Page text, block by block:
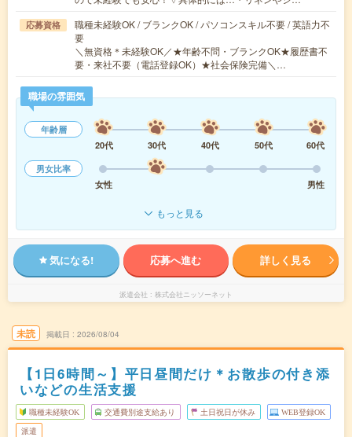
応募資格
職種未経験OK / ブランクOK / パソコンスキル不要 / 英語力不
要
＼無資格＊未経験OK／★年齢不問・ブランクOK★履歴書不
要・来社不要（電話登録OK）★社会保険完備＼…
職場の雰囲気
年齢層
20代
30代 40代 50代
60代
男女比率
女性
男性
もっと見る
気になる! 応募へ進む 詳しく見る
派遣会社 株式会社ニッソーネット
未読 掲載日 2026/08/04
【1日6時間～】平日昼間だけ＊お散歩の付き添
いなどの生活支援
職種未経験OK 交通費別途支給あり 土日祝日が休み WEB登録OK
派遣